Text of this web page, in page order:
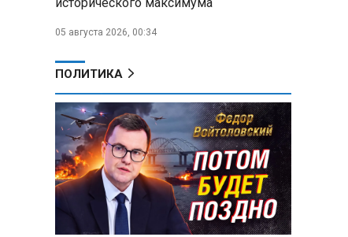
05 августа 2026, 00:34
ПОЛИТИКА